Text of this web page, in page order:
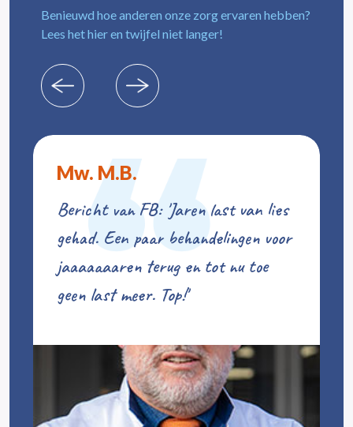
Benieuwd hoe anderen onze zorg ervaren hebben?
Lees het hier en twijfel niet langer!
Mw. M.B.
Bericht van FB: 'Jaren last van lies
gehad. Een paar behandelingen voor
jaaaaaaaren terug en tot nu toe
geen last meer. Top!'